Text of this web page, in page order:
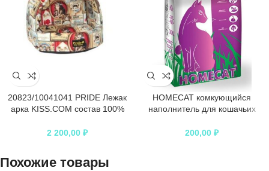
20823/10041041 PRIDE Лежак
арка KISS.COM состав 100%
2 200,00 ₽
HOMECAT комкующийся
наполнитель для кошачьих
200,00 ₽
Похожие товары